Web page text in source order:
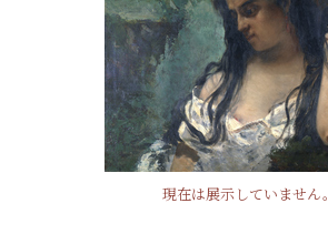
現在は展示していません。